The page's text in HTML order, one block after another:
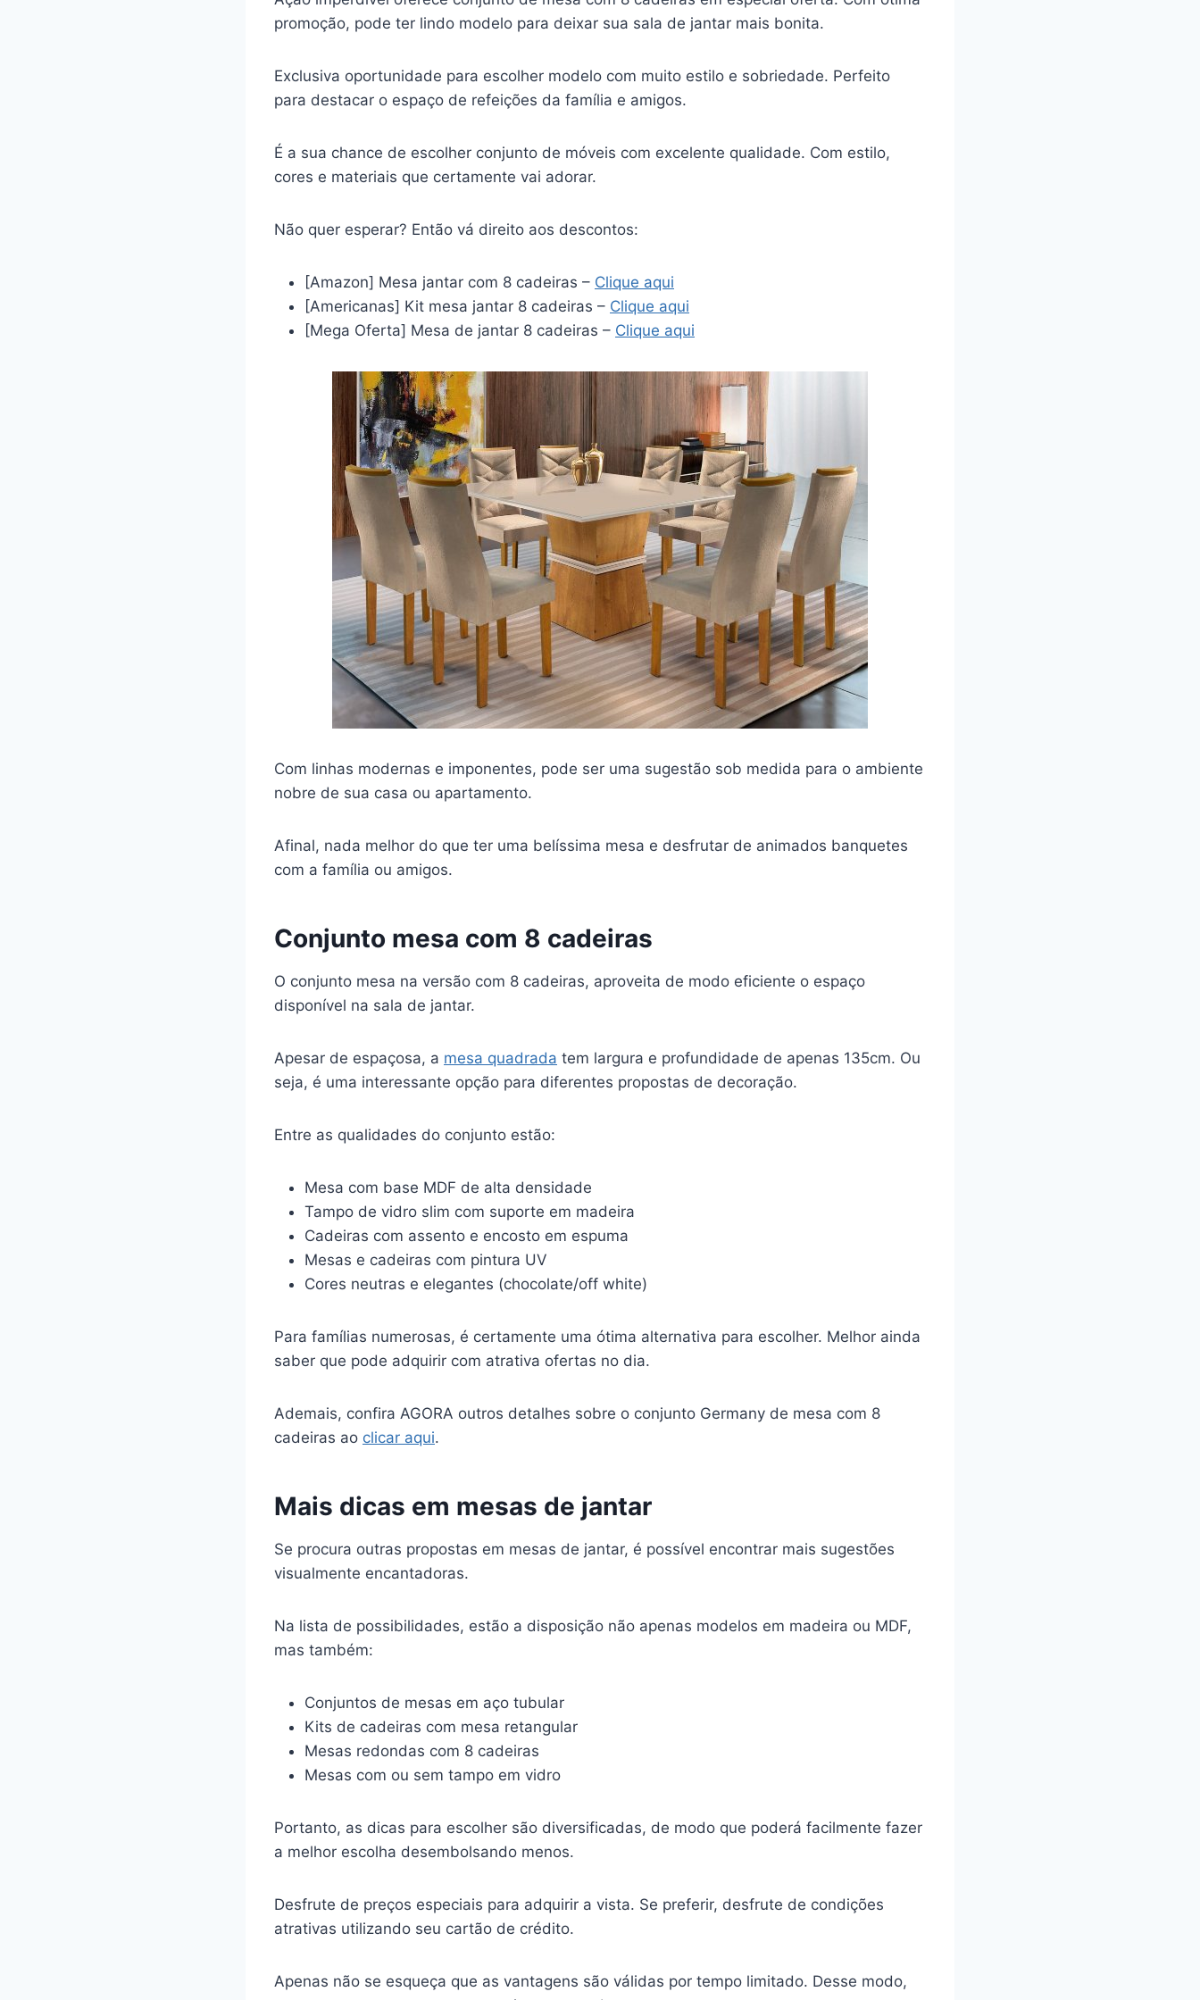
promoção, pode ter lindo modelo para deixar sua sala de jantar mais bonita.
Exclusiva oportunidade para escolher modelo com muito estilo e sobriedade. Perfeito
para destacar o espaço de refeições da família e amigos.
É a sua chance de escolher conjunto de móveis com excelente qualidade. Com estilo,
cores e materiais que certamente vai adorar.
Não quer esperar? Então vá direito aos descontos:
[Amazon] Mesa jantar com 8 cadeiras – Clique aqui
[Americanas] Kit mesa jantar 8 cadeiras – Clique aqui
[Mega Oferta] Mesa de jantar 8 cadeiras – Clique aqui
Com linhas modernas e imponentes, pode ser uma sugestão sob medida para o ambiente
nobre de sua casa ou apartamento.
Afinal, nada melhor do que ter uma belíssima mesa e desfrutar de animados banquetes
com a família ou amigos.
Conjunto mesa com 8 cadeiras
O conjunto mesa na versão com 8 cadeiras, aproveita de modo eficiente o espaço
disponível na sala de jantar.
Apesar de espaçosa, a mesa quadrada tem largura e profundidade de apenas 135cm. Ou
seja, é uma interessante opção para diferentes propostas de decoração.
Entre as qualidades do conjunto estão:
Mesa com base MDF de alta densidade
Tampo de vidro slim com suporte em madeira
Cadeiras com assento e encosto em espuma
Mesas e cadeiras com pintura UV
Cores neutras e elegantes (chocolate/off white)
Para famílias numerosas, é certamente uma ótima alternativa para escolher. Melhor ainda
saber que pode adquirir com atrativa ofertas no dia.
Ademais, confira AGORA outros detalhes sobre o conjunto Germany de mesa com 8
cadeiras ao clicar aqui.
Mais dicas em mesas de jantar
Se procura outras propostas em mesas de jantar, é possível encontrar mais sugestões
visualmente encantadoras.
Na lista de possibilidades, estão a disposição não apenas modelos em madeira ou MDF,
mas também:
Conjuntos de mesas em aço tubular
Kits de cadeiras com mesa retangular
Mesas redondas com 8 cadeiras
Mesas com ou sem tampo em vidro
Portanto, as dicas para escolher são diversificadas, de modo que poderá facilmente fazer
a melhor escolha desembolsando menos.
Desfrute de preços especiais para adquirir a vista. Se preferir, desfrute de condições
atrativas utilizando seu cartão de crédito.
Apenas não se esqueça que as vantagens são válidas por tempo limitado. Desse modo,